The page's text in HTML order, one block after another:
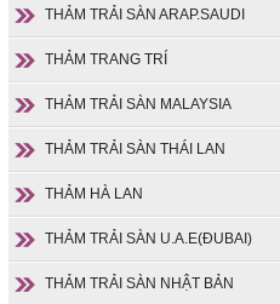
THẢM TRẢI SÀN ARAP.SAUDI
THẢM TRANG TRÍ
THẢM TRẢI SÀN MALAYSIA
THẢM TRẢI SÀN THÁI LAN
THẢM HÀ LAN
THẢM TRẢI SÀN U.A.E(ĐUBAI)
THẢM TRẢI SÀN NHẬT BẢN